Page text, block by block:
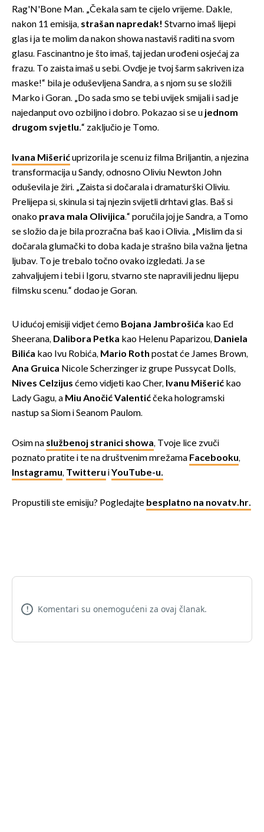
Rag'N'Bone Man. „Čekala sam te cijelo vrijeme. Dakle,
nakon 11 emisija, strašan napredak! Stvarno imaš lijepi
glas i ja te molim da nakon showa nastaviš raditi na svom
glasu. Fascinantno je što imaš, taj jedan urođeni osjećaj za
frazu. To zaista imaš u sebi. Ovdje je tvoj šarm sakriven iza
maske!“ bila je oduševljena Sandra, a s njom su se složili
Marko i Goran. „Do sada smo se tebi uvijek smijali i sad je
najedanput ovo ozbiljno i dobro. Pokazao si se u jednom
drugom svjetlu.“ zaključio je Tomo.
Ivana Mišerićuprizorila je scenu iz filma Briljantin, a njezina
transformacija u Sandy, odnosno Oliviu Newton John
oduševila je žiri. „Zaista si dočarala i dramaturški Oliviu.
Prelijepa si, skinula si taj njezin svijetli drhtavi glas. Baš si
onako prava mala Olivijica.“ poručila joj je Sandra, a Tomo
se složio da je bila prozračna baš kao i Olivia. „Mislim da si
dočarala glumački to doba kada je strašno bila važna ljetna
ljubav. To je trebalo točno ovako izgledati. Ja se
zahvaljujem i tebi i Igoru, stvarno ste napravili jednu lijepu
filmsku scenu.“ dodao je Goran.
U idućoj emisiji vidjet ćemo Bojana Jambrošića kao Ed
Sheerana, Dalibora Petka kao Helenu Paparizou, Daniela
Bilića kao Ivu Robića, Mario Roth postat će James Brown,
Ana Gruica Nicole Scherzinger iz grupe Pussycat Dolls,
Nives Celzijus ćemo vidjeti kao Cher, Ivanu Mišerić kao
Lady Gagu, a Miu Anočić Valentićčeka hologramski
nastup sa Siom i Seanom Paulom.
Osim na službenoj stranici showa, Tvoje lice zvuči
poznato pratite i te na društvenim mrežama Facebooku,
Instagramu, Twitteru iYouTube-u.
Propustili ste emisiju? Pogledajte besplatno na novatv.hr.
! Komentari su onemogućeni za ovaj članak.